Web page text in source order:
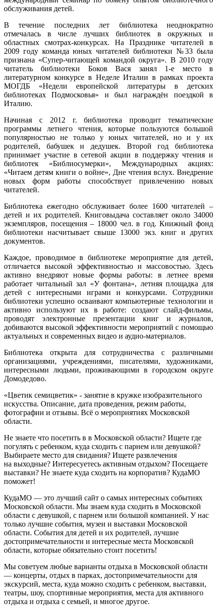
обслуживания детей.
В течение последних лет библиотека неоднократно
отмечалась в числе лучших библиотек в окружных и
областных смотрах-конкурсах. На Празднике читателей в
2009 году команда юных читателей библиотеки №33 была
признана «Супер-читающей командой округа». В 2010 году
читатель библиотеки Боков Вася занял 1-е место в
литературном конкурсе в Неделе Италии в рамках проекта
МОГДБ «Недели европейской литературы в детских
библиотеках Подмосковья» и был награждён поездкой в
Италию.
Начиная с 2012 г. библиотека проводит тематические
программы летнего чтения, которые пользуются большой
популярностью не только у юных читателей, но и у их
родителей, бабушек и дедушек. Второй год библиотека
принимает участие в сетевой акции в поддержку чтения и
библиотек «Библиосумерки», Международных акциях:
«Читаем детям книги о войне», Дне чтения вслух. Внедрение
новых форм работы способствует привлечению новых
читателей.
Библиотека ежегодно обслуживает более 1600 читателей –
детей и их родителей. Книговыдача составляет около 34000
экземпляров, посещения – 18000 чел. в год. Книжный фонд
библиотеки насчитывает свыше 13000 экз. книг и других
документов.
Каждое, проводимое в библиотеке мероприятие для детей,
отличается высокой эффективностью и массовостью. Здесь
активно внедряют новые формы работы: в летнее время
работает читальный зал «У фонтана», летняя площадка для
детей с интересными играми и конкурсами. Сотрудники
библиотеки успешно осваивают компьютерные технологии и
активно используют их в работе: создают слайд-фильмы,
проводят электронные презентации книг и журналов,
добиваются высокой эффективности мероприятий с помощью
актуальных и современных видео и аудио-материалов.
Библиотека открыта для сотрудничества с различными
организациями, учреждениями, писателями, художниками,
интересными людьми, проживающими в городском округе
Домодедово.
«Цветик семицветик» - занятие в кружке изобразительного
искусства. Описание, дата проведения, режим работы,
фотографии и отзывы. Всё о мероприятиях Московской
области.
Не знаете что посетить в в Московской области? Ищете где
погулять с ребенком, куда сходить с парнем или девушкой?
Выбираете место для свидания? Ищете развлечения
на выходные? Интересуетесь активным отдыхом? Посещаете
выставки? Не знаете куда сходить на корпоратив? КудаМО
поможет!
КудаМО — это лучший сайт о самых интересных событиях
Московской области. Мы знаем куда сходить в Московской
области с девушкой, с парнем или большой компанией. У нас
только лучшие события, музеи и выставки Московской
области. События для детей и их родителей, лучшие
достопримечательности и интересные места Московской
области, которые обязательно стоит посетить!
Мы советуем любые варианты отдыха в Московской области
— концерты, отдых в парках, достопримечательности для
экскурсий, места, куда можно сходить с ребенком, выставки,
театры, шоу, спортивные мероприятия, места для активного
отдыха и отдыха с семьей, и многое другое.